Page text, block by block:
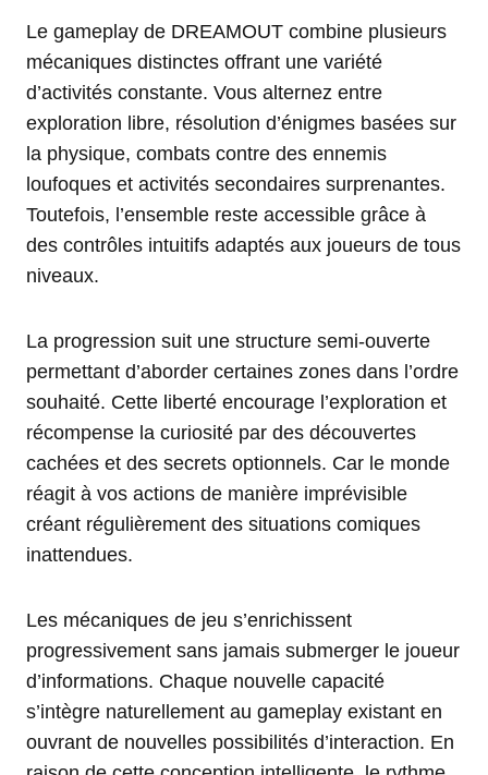
Le gameplay de DREAMOUT combine plusieurs
mécaniques distinctes offrant une variété
d’activités constante. Vous alternez entre
exploration libre, résolution d’énigmes basées sur
la physique, combats contre des ennemis
loufoques et activités secondaires surprenantes.
Toutefois, l’ensemble reste accessible grâce à
des contrôles intuitifs adaptés aux joueurs de tous
niveaux.
La progression suit une structure semi-ouverte
permettant d’aborder certaines zones dans l’ordre
souhaité. Cette liberté encourage l’exploration et
récompense la curiosité par des découvertes
cachées et des secrets optionnels. Car le monde
réagit à vos actions de manière imprévisible
créant régulièrement des situations comiques
inattendues.
Les mécaniques de jeu s’enrichissent
progressivement sans jamais submerger le joueur
d’informations. Chaque nouvelle capacité
s’intègre naturellement au gameplay existant en
ouvrant de nouvelles possibilités d’interaction. En